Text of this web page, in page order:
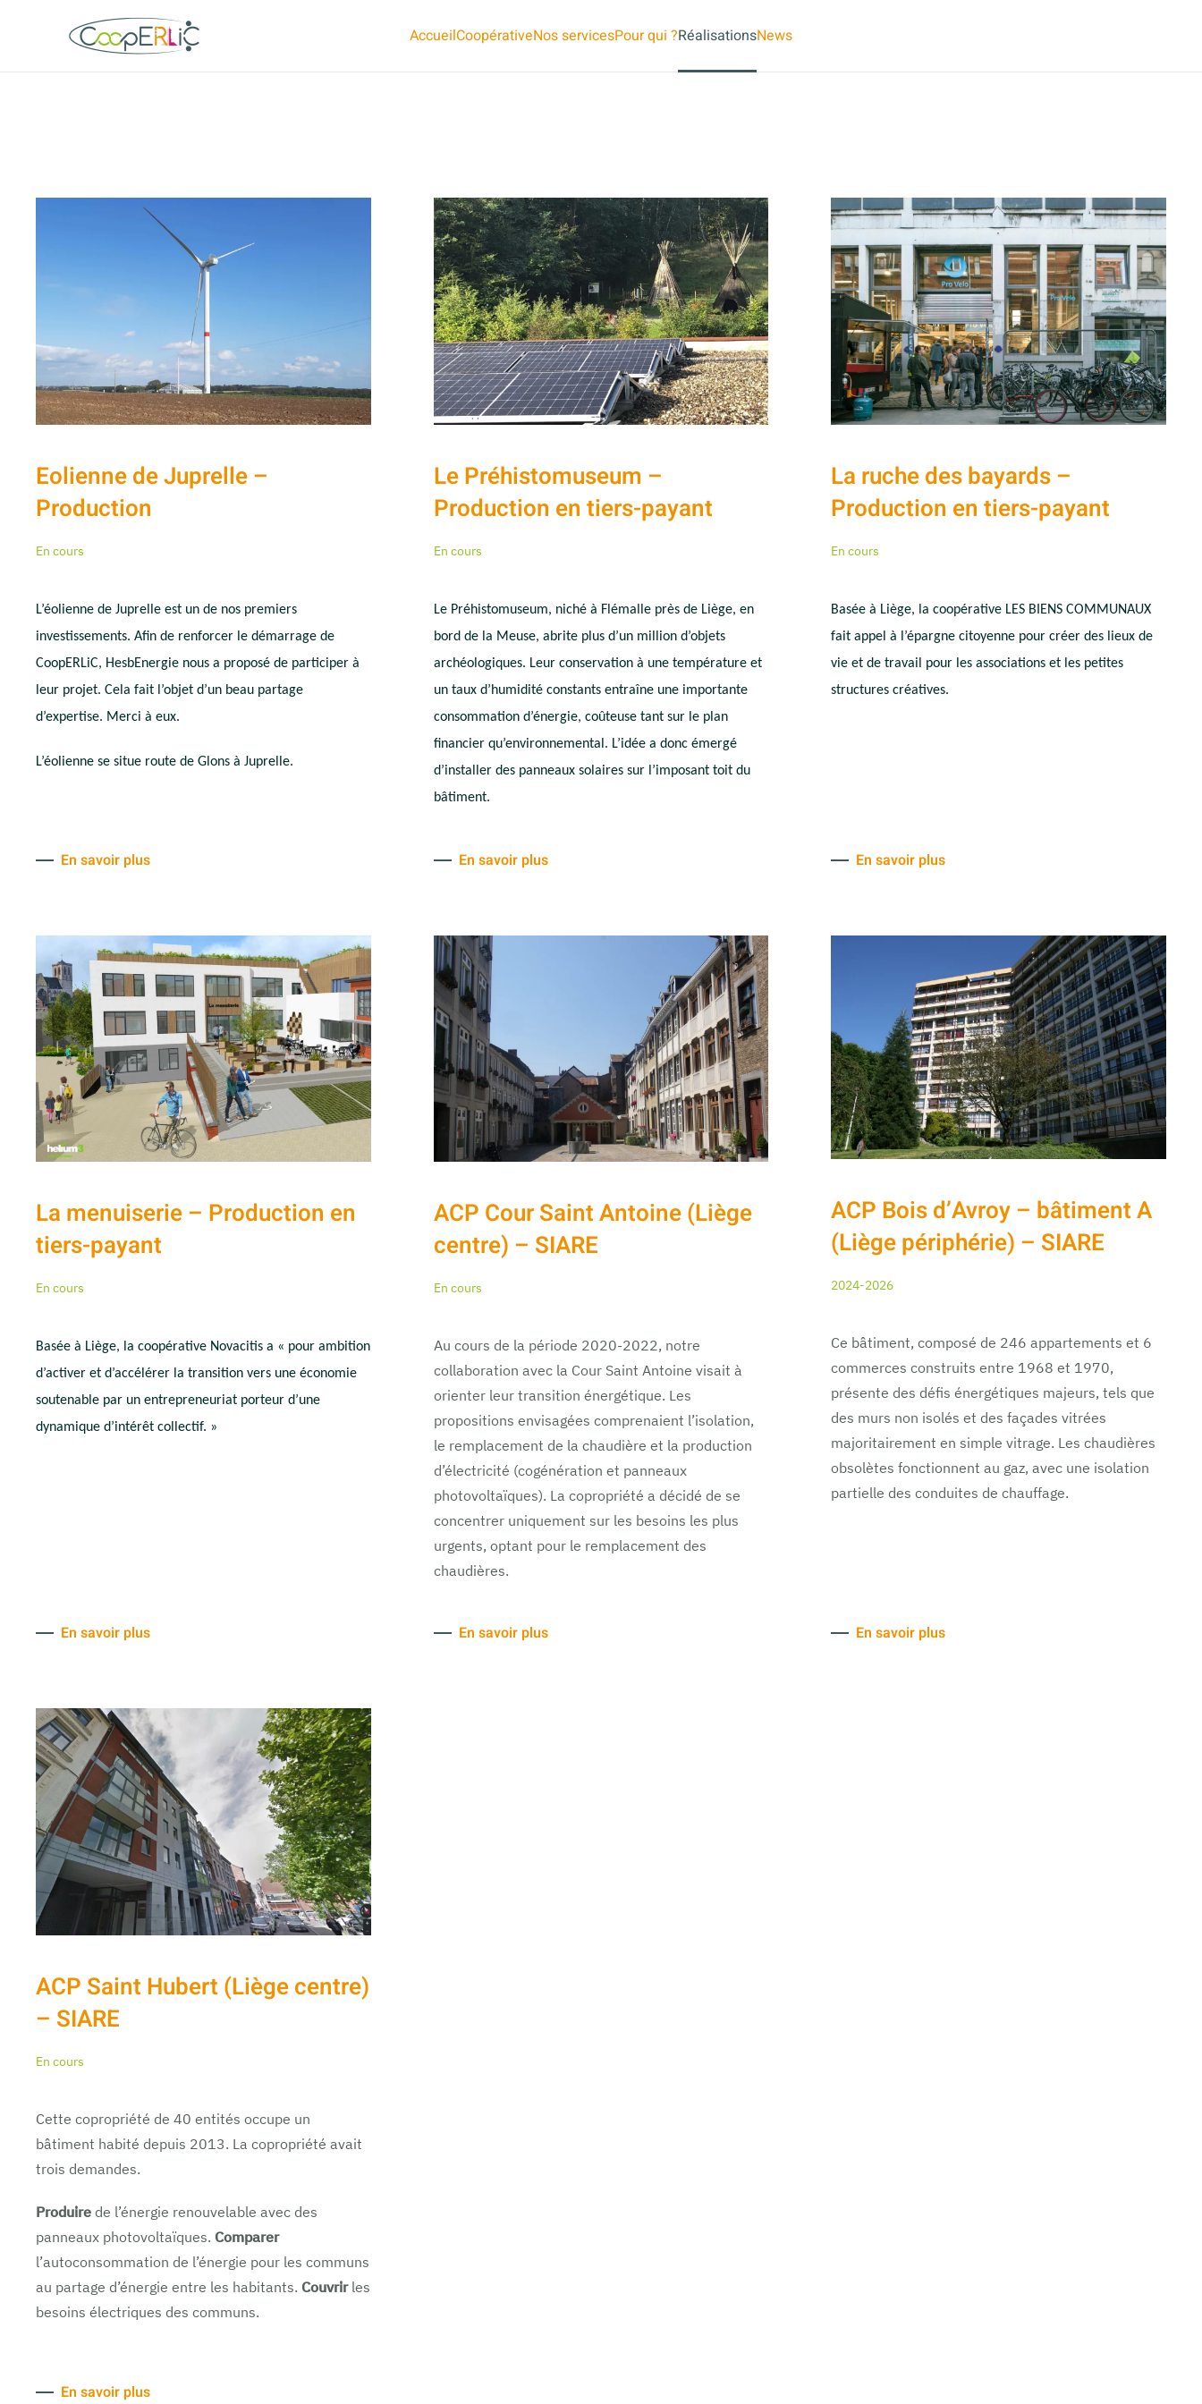
Skip to main content
AccueilCoopérativeNos servicesPour qui ?RéalisationsNews
Eolienne de Juprelle –
Production
En cours
L’éolienne de Juprelle est un de nos premiers
investissements. Afin de renforcer le démarrage de
CoopERLiC, HesbEnergie nous a proposé de participer à
leur projet. Cela fait l’objet d’un beau partage
d’expertise. Merci à eux.
L’éolienne se situe route de Glons à Juprelle.
En savoir plus
Le Préhistomuseum –
Production en tiers-payant
En cours
Le Préhistomuseum, niché à Flémalle près de Liège, en
bord de la Meuse, abrite plus d’un million d’objets
archéologiques. Leur conservation à une température et
un taux d’humidité constants entraîne une importante
consommation d’énergie, coûteuse tant sur le plan
financier qu’environnemental. L’idée a donc émergé
d’installer des panneaux solaires sur l’imposant toit du
bâtiment.
En savoir plus
La ruche des bayards –
Production en tiers-payant
En cours
Basée à Liège, la coopérative LES BIENS COMMUNAUX
fait appel à l’épargne citoyenne pour créer des lieux de
vie et de travail pour les associations et les petites
structures créatives.
En savoir plus
La menuiserie – Production en
tiers-payant
En cours
Basée à Liège, la coopérative Novacitis a « pour ambition
d’activer et d’accélérer la transition vers une économie
soutenable par un entrepreneuriat porteur d’une
dynamique d’intérêt collectif. »
En savoir plus
ACP Cour Saint Antoine (Liège
centre) – SIARE
En cours
Au cours de la période 2020-2022, notre
collaboration avec la Cour Saint Antoine visait à
orienter leur transition énergétique. Les
propositions envisagées comprenaient l’isolation,
le remplacement de la chaudière et la production
d’électricité (cogénération et panneaux
photovoltaïques). La copropriété a décidé de se
concentrer uniquement sur les besoins les plus
urgents, optant pour le remplacement des
chaudières.
En savoir plus
ACP Bois d’Avroy – bâtiment A
(Liège périphérie) – SIARE
2024-2026
Ce bâtiment, composé de 246 appartements et 6
commerces construits entre 1968 et 1970,
présente des défis énergétiques majeurs, tels que
des murs non isolés et des façades vitrées
majoritairement en simple vitrage. Les chaudières
obsolètes fonctionnent au gaz, avec une isolation
partielle des conduites de chauffage.
En savoir plus
ACP Saint Hubert (Liège centre)
– SIARE
En cours
Cette copropriété de 40 entités occupe un
bâtiment habité depuis 2013. La copropriété avait
trois demandes.
Produire de l’énergie renouvelable avec des
panneaux photovoltaïques. Comparer
l’autoconsommation de l’énergie pour les communs
au partage d’énergie entre les habitants. Couvrir les
besoins électriques des communs.
En savoir plus